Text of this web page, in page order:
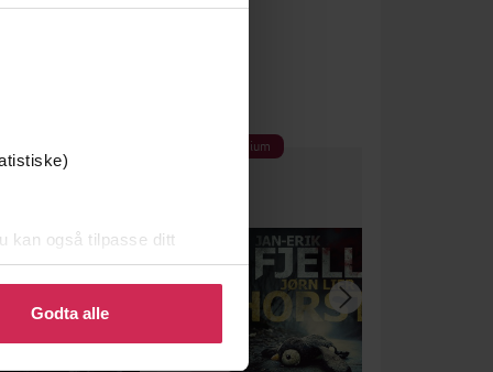
kan også tilpasse ditt
eller endre ditt samtykke.
Godta alle
på tilbud
Premium